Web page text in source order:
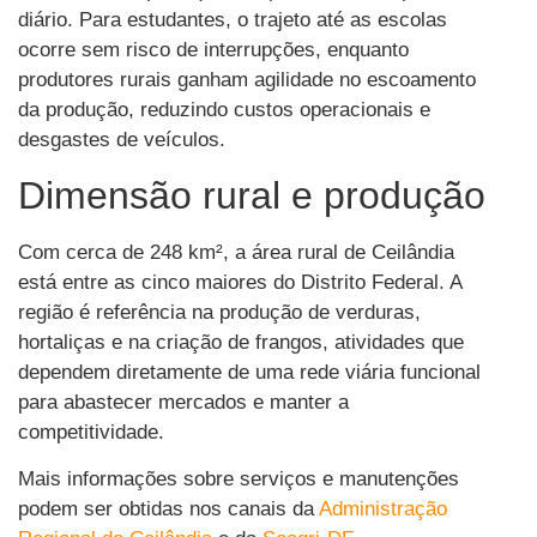
diário. Para estudantes, o trajeto até as escolas
ocorre sem risco de interrupções, enquanto
produtores rurais ganham agilidade no escoamento
da produção, reduzindo custos operacionais e
desgastes de veículos.
Dimensão rural e produção
Com cerca de 248 km², a área rural de Ceilândia
está entre as cinco maiores do Distrito Federal. A
região é referência na produção de verduras,
hortaliças e na criação de frangos, atividades que
dependem diretamente de uma rede viária funcional
para abastecer mercados e manter a
competitividade.
Mais informações sobre serviços e manutenções
podem ser obtidas nos canais daAdministração